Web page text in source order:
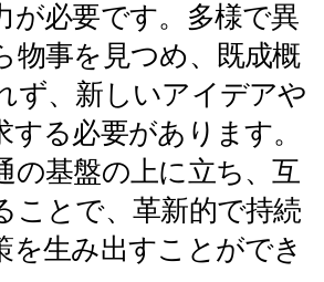
が必要です。多様で異
物事を見つめ、既成概
ず、新しいアイデアや
する必要があります。
の基盤の上に立ち、互
ことで、革新的で持続
を生み出すことができ